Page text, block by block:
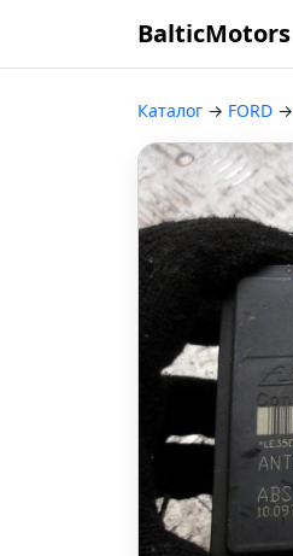
BalticMotors
Каталог → FORD →